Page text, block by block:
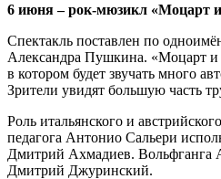
6 июня – рок-мюзикл «Моцарт
Спектакль поставлен по
Александра Пушкина. «Моцарт и
в котором будет звучать много
Зрители увидят большую часть
Роль итальянского и
педагога Антонио Сальери
Дмитрий Ахмадиев. Вольфганга
Дмитрий Джуринский.